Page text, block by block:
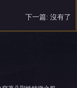
下一篇: 沒有了